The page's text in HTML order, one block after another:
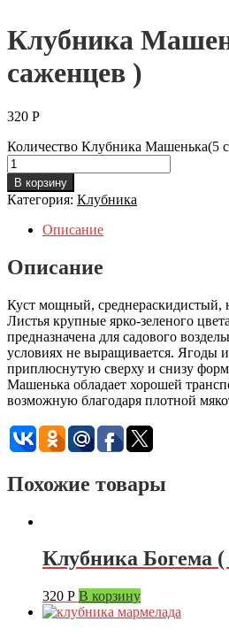
Клубника
саженцев )
320 Р
Количество Клубника Машенька(5
В корзину
Категория: Клубника
Описание
Описание
Куст мощный, среднераскидистый,
Листья крупные ярко-зеленого
предназначена для садового
условиях не выращивается. Ягоды
приплюснутую сверху и снизу
Машенька обладает хорошей
возможную благодаря плотной
Похожие товары
Клубника Богема (
320 Р В корзину